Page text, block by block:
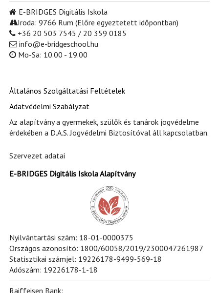
E-BRIDGES Digitális Iskola
Iroda: 9766 Rum (Előre egyeztetett időpontban)
+36 20 503 7545 / 20 359 0185
info@e-bridgeschool.hu
Mo-Sa: 10.00 - 19.00
Általános Szolgáltatási Feltételek
Adatvédelmi Szabályzat
Az alapítvány a gyermekek, szülők és tanárok jogvédelme
érdekében a D.A.S. Jogvédelmi Biztosítóval áll kapcsolatban.
Szervezet adatai
E-BRIDGES Digitális Iskola Alapítvány
Nyilvántartási szám: 18-01-0000375
Országos azonosító: 1800/60058/2019/2300047261987
Statisztikai számjel: 19226178-9499-569-18
Adószám: 19226178-1-18
Raiffeisen Bank: